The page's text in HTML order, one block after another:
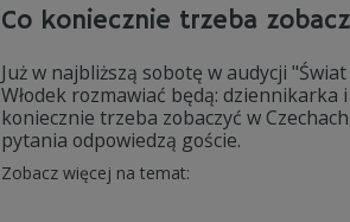
Co koniecznie trzeba
Już w najbliższą sobotę w audycji
Włodek rozmawiać będą:
koniecznie trzeba zobaczyć w
pytania odpowiedzą goście.
Zobacz więcej na temat: